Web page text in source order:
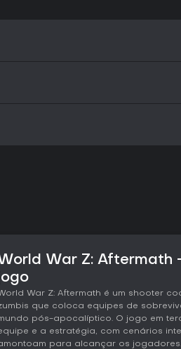
War Z: Aftermath
War Z: Aftermath é um shooter
que coloca equipes de
pós-apocalíptico. O jogo em
e a estratégia, com cenários
para alcançar os